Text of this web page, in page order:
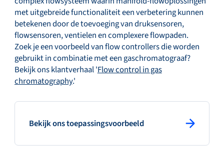
met uitgebreide functionaliteit een verbetering kunnen
betekenen door de toevoeging van druksensoren,
flowsensoren, ventielen en complexere flowpaden.
Zoek je een voorbeeld van flow controllers die worden
gebruikt in combinatie met een gaschromatograaf?
Bekijk ons klantverhaal 'Flow control in gas
chromatography.'
Bekijk ons toepassingsvoorbeeld: primary button